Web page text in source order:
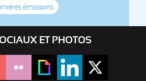
émissions
ET PHOTOS